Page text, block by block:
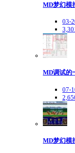
MD梦幻模
03-
MD调试的
07-
MD梦幻模